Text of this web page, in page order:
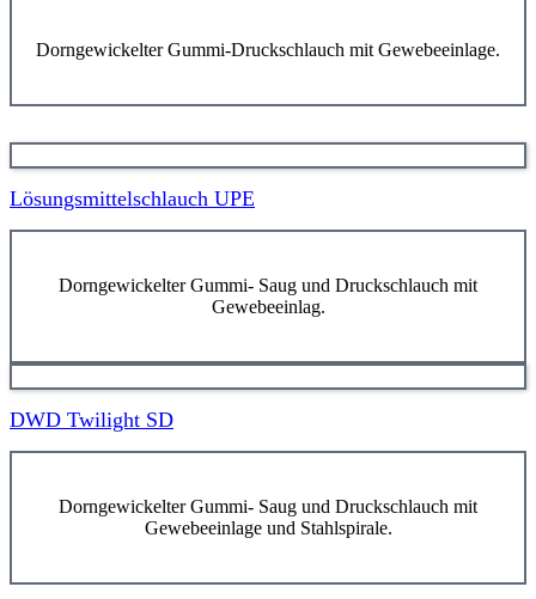
Dorngewickelter Gummi-Druckschlauch mit Gewebeeinlage.
Lösungsmittelschlauch UPE
Dorngewickelter Gummi- Saug und Druckschlauch mit
Gewebeeinlag.
DWD Twilight SD
Dorngewickelter Gummi- Saug und Druckschlauch mit
Gewebeeinlage und Stahlspirale.